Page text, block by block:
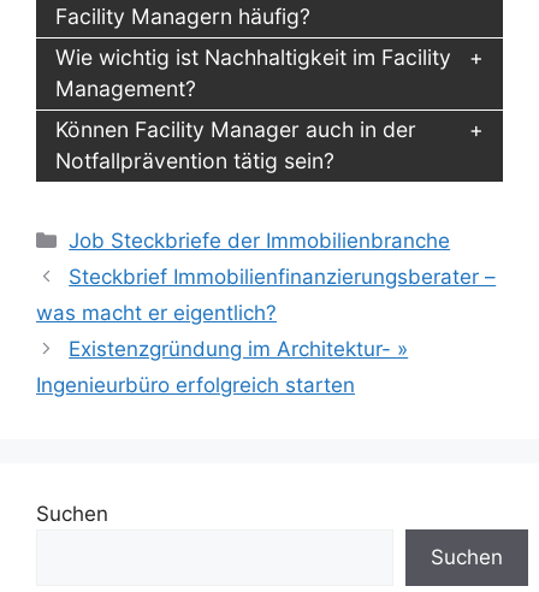
Facility Managern häufig?
Wie wichtig ist Nachhaltigkeit im Facility
Management?
Können Facility Manager auch in der
Notfallprävention tätig sein?
Kategorien
Job Steckbriefe der Immobilienbranche
Steckbrief Immobilienfinanzierungsberater –
was macht er eigentlich?
Existenzgründung im Architektur- »
Ingenieurbüro erfolgreich starten
Suchen
Suchen